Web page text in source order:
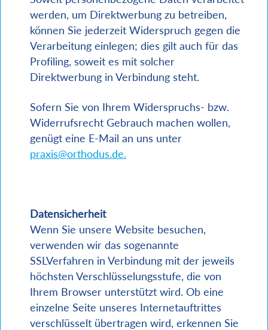
werden, um Direktwerbung zu betreiben,
können Sie jederzeit Widerspruch gegen die
Verarbeitung einlegen; dies gilt auch für das
Profiling, soweit es mit solcher
Direktwerbung in Verbindung steht.
Sofern Sie von Ihrem Widerspruchs- bzw.
Widerrufsrecht Gebrauch machen wollen,
genügt eine E-Mail an uns unter
praxis@orthodus.de.
Datensicherheit
Wenn Sie unsere Website besuchen,
verwenden wir das sogenannte
SSLVerfahren in Verbindung mit der jeweils
höchsten Verschlüsselungsstufe, die von
Ihrem Browser unterstützt wird. Ob eine
einzelne Seite unseres Internetauftrittes
verschlüsselt übertragen wird, erkennen Sie